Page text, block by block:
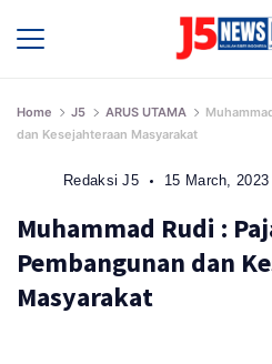
Home J5 ARUS UTAMA
dan Kesejahteraan Masyarakat
Redaksi J5 15 March, 2023
Muhammad Rudi :
Pembangunan dan
Masyarakat